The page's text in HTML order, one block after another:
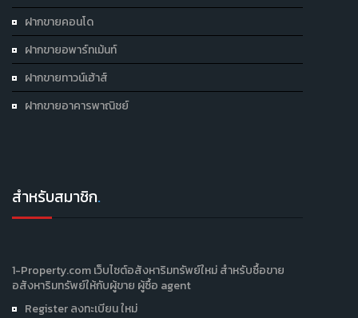
ฝากขายคอนโด
ฝากขายอพาร์ทเม้นท์
ฝากขายทาวน์เฮ้าส์
ฝากขายอาคารพาณิชย์
สำหรับสมาชิก.
1-Property.com เว็บไซต์อสังหาริมทรัพย์ใหม่ สำหรับซื้อขาย
อสังหาริมทรัพย์ให้กับผู้ขาย ผู้ซื้อ agent
Register ลงทะเบียน ใหม่